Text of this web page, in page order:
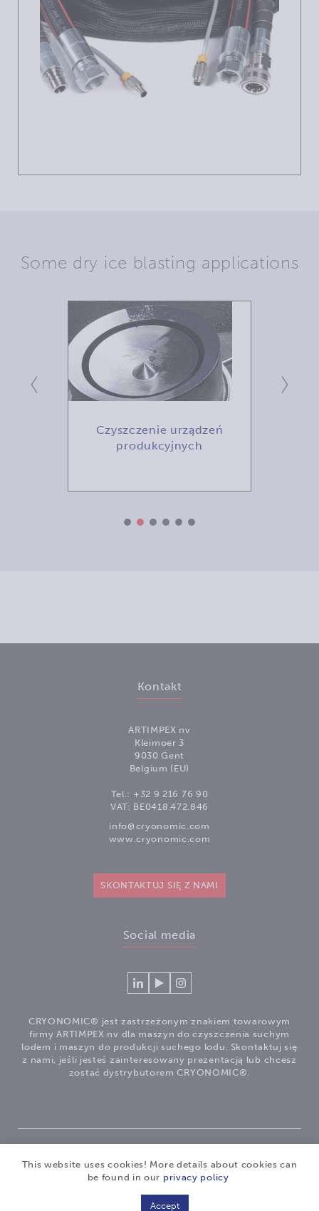
Some dry ice blasting applications
Czyszczenie urządzeń
produkcyjnych
Kontakt
ARTIMPEX nv
Kleimoer 3
9030 Gent
Belgium (EU)
Tel.: +32 9 216 76 90
VAT: BE0418.472.846
info@cryonomic.com
www.cryonomic.com
SKONTAKTUJ SIĘ Z NAMI
Social media
Connecteer
Cryonomic
op
Linkedin
Watch
videos
on
the
Cryonomic
Youtube
Volg
Instagram
CRYONOMIC® jest zastrzeżonym znakiem towarowym
firmy ARTIMPEX nv dla maszyn do czyszczenia suchym
lodem i maszyn do produkcji suchego lodu. Skontaktuj się
z nami, jeśli jesteś zainteresowany prezentacją lub chcesz
zostać dystrybutorem CRYONOMIC®.
of ARTIMPEX nv
| Privacy Disclaimer |
This website uses cookies! More details about cookies can
be found in our privacy policy
Accept